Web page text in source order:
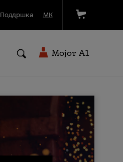
Поддршка МК
Мојот A1